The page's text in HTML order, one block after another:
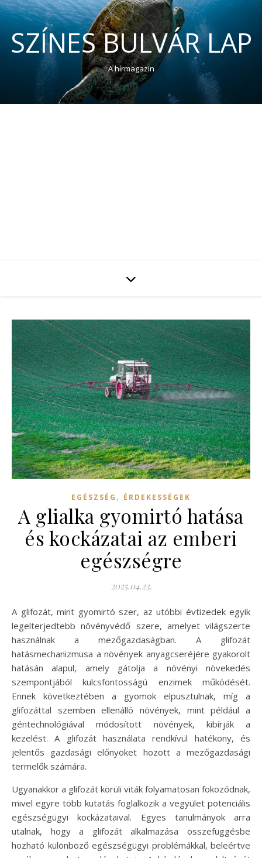
SZÍNES BULVÁR LAP
A hírmagazin
EGÉSZSÉG , ÉRDEKESSÉGEK
A glialka gyomirtó hatása
és kockázatai az emberi
egészségre
2025.04.23.
A glifozát, mint gyomirtó szer, az utóbbi évtizedek egyik
legelterjedtebb növényvédő szere, amelyet világszerte
használnak a mezőgazdaságban. A glifozát
hatásmechanizmusa a növények anyagcseréjére gyakorolt
hatásán alapul, amely gátolja a növényi növekedés
szempontjából kulcsfontosságú enzimek működését.
Ennek következtében a gyomok elpusztulnak, míg a
glifozáttal szemben ellenálló növények, mint például a
géntechnológiával módosított növények, kibírják a
kezelést. A glifozát használata rendkívül hatékony, és
jelentős gazdasági előnyöket hozott a mezőgazdasági
termelők számára.
Ugyanakkor a glifozát körüli viták folyamatosan fokozódnak,
mivel egyre több kutatás foglalkozik a vegyület potenciális
egészségügyi kockázataival. Egyes tanulmányok arra
utalnak, hogy a glifozát alkalmazása összefüggésbe
hozható különböző egészségügyi problémákkal, beleértve